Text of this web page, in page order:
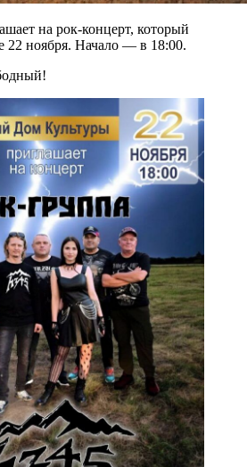
на рок-концерт, который
22 ноября. Начало — в 18:00.